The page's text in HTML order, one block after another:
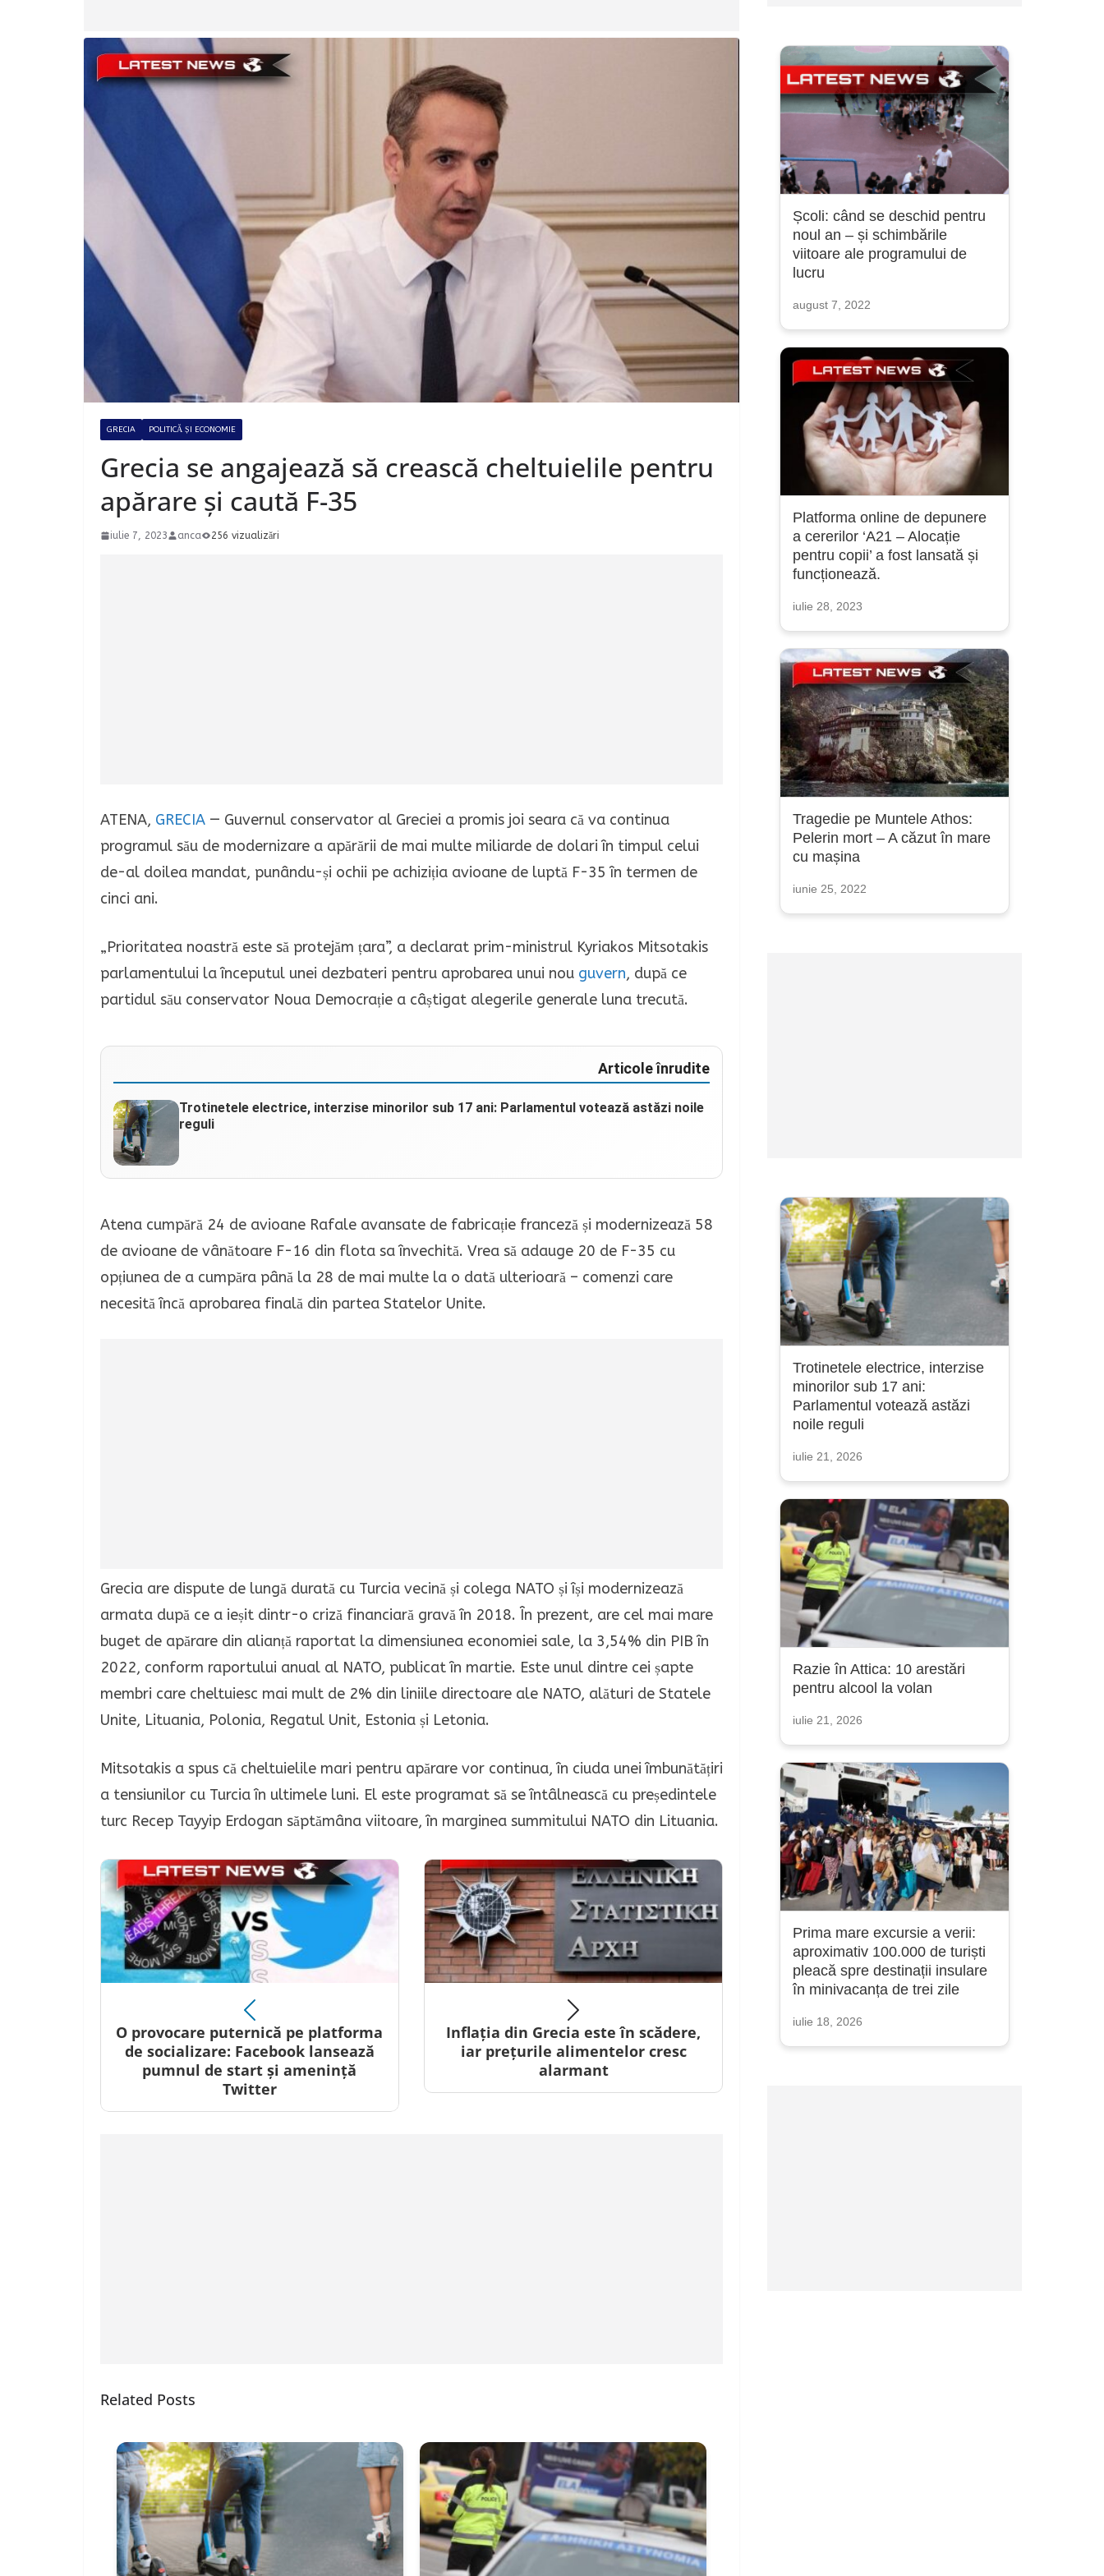
GRECIA POLITICĂ ȘI ECONOMIE
Grecia se angajează să crească cheltuielile pentru
apărare și caută F-35
iulie 7, 2023 anca 256 vizualizări
ATENA, GRECIA — Guvernul conservator al Greciei a promis joi seara că va continua
programul său de modernizare a apărării de mai multe miliarde de dolari în timpul celui
de-al doilea mandat, punându-și ochii pe achiziția avioane de luptă F-35 în termen de
cinci ani.
„Prioritatea noastră este să protejăm țara”, a declarat prim-ministrul Kyriakos Mitsotakis
parlamentului la începutul unei dezbateri pentru aprobarea unui nou guvern, după ce
partidul său conservator Noua Democrație a câștigat alegerile generale luna trecută.
Articole înrudite
Trotinetele electrice, interzise minorilor sub 17 ani: Parlamentul votează astăzi noile
reguli
Atena cumpără 24 de avioane Rafale avansate de fabricație franceză și modernizează 58
de avioane de vânătoare F-16 din flota sa învechită. Vrea să adauge 20 de F-35 cu
opțiunea de a cumpăra până la 28 de mai multe la o dată ulterioară – comenzi care
necesită încă aprobarea finală din partea Statelor Unite.
Grecia are dispute de lungă durată cu Turcia vecină și colega NATO și își modernizează
armata după ce a ieșit dintr-o criză financiară gravă în 2018. În prezent, are cel mai mare
buget de apărare din alianță raportat la dimensiunea economiei sale, la 3,54% din PIB în
2022, conform raportului anual al NATO, publicat în martie. Este unul dintre cei șapte
membri care cheltuiesc mai mult de 2% din liniile directoare ale NATO, alături de Statele
Unite, Lituania, Polonia, Regatul Unit, Estonia și Letonia.
Mitsotakis a spus că cheltuielile mari pentru apărare vor continua, în ciuda unei îmbunătățiri
a tensiunilor cu Turcia în ultimele luni. El este programat să se întâlnească cu președintele
turc Recep Tayyip Erdogan săptămâna viitoare, în marginea summitului NATO din Lituania.
O provocare puternică pe platforma
de socializare: Facebook lansează
pumnul de start și amenință
Twitter
Inflația din Grecia este în scădere,
iar prețurile alimentelor cresc
alarmant
Related Posts
Școli: când se deschid pentru
noul an – și schimbările
viitoare ale programului de
lucru
august 7, 2022
Platforma online de depunere
a cererilor ‘A21 – Alocație
pentru copii’ a fost lansată și
funcționează.
iulie 28, 2023
Tragedie pe Muntele Athos:
Pelerin mort – A căzut în mare
cu mașina
iunie 25, 2022
Trotinetele electrice, interzise
minorilor sub 17 ani:
Parlamentul votează astăzi
noile reguli
iulie 21, 2026
Razie în Attica: 10 arestări
pentru alcool la volan
iulie 21, 2026
Prima mare excursie a verii:
aproximativ 100.000 de turiști
pleacă spre destinații insulare
în minivacanța de trei zile
iulie 18, 2026